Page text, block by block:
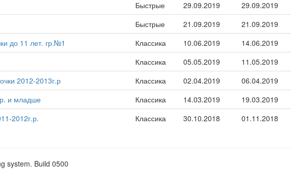
Быстрые 29.09.2019 29.09.2019
Быстрые 21.09.2019 21.09.2019
до 11 лет. гр.№1
Классика 10.06.2019 14.06.2019
Классика 05.05.2019 11.05.2019
2012-2013г.р
Классика 02.04.2019 06.04.2019
и младше
Классика 14.03.2019 19.03.2019
2012г.р.
Классика 30.10.2018 01.11.2018
system. Build 0500